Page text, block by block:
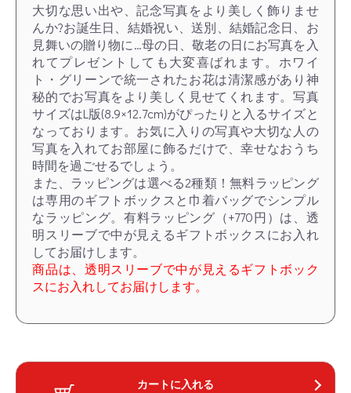
大切な思い出や、記念写真をより美しく飾りませ
んか?お誕生日、結婚祝い、送別、結婚記念日、お
見舞いの贈り物に…母の日、敬老の日にお写真を入
れてプレゼントしても大変喜ばれます。ホワイ
ト・グリーンで統一されたお花は清潔感があり神
秘的でお写真をより美しく見せてくれます。写真
サイズはL版(8.9×12.7cm)がぴったりと入るサイズと
なっております。お気に入りの写真や大切な人の
写真を入れてお部屋に飾るだけで、幸せなおうち
時間を過ごせるでしょう。
また、ラッピングは選べる2種類！無料ラッピング
は専用のギフトボックスと巾着バッグでシンプル
なラッピング。有料ラッピング（+770円）は、透
明スリーブで中が見えるギフトボックスにお入れ
してお届けします。
商品は、透明スリーブで中が見えるギフトボック
スにお入れしてお届けします。
カートに入れる